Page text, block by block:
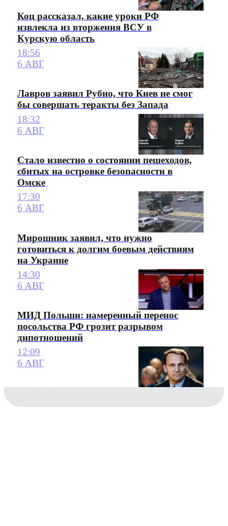
Коц рассказал, какие уроки РФ
извлекла из вторжения ВСУ в
Курскую область
18:56
6 АВГ
Лавров заявил Рубио, что Киев не смог
бы совершать теракты без Запада
18:32
6 АВГ
Стало известно о состоянии пешеходов,
сбитых на островке безопасности в
Омске
17:30
6 АВГ
Мирошник заявил, что нужно
готовиться к долгим боевым действиям
на Украине
14:30
6 АВГ
МИД Польши: намеренный перенос
посольства РФ грозит разрывом
дипотношений
12:09
6 АВГ